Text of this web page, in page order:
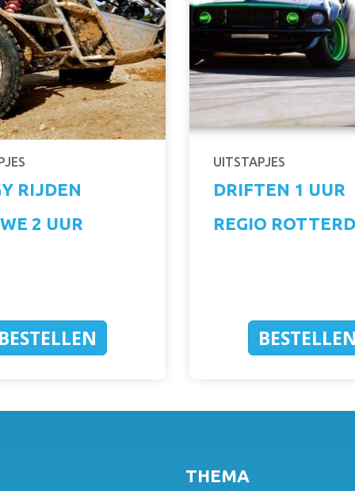
RIJDEN
2 UUR
UITSTAPJES
DRIFTEN 1 UUR
REGIO
THEMA